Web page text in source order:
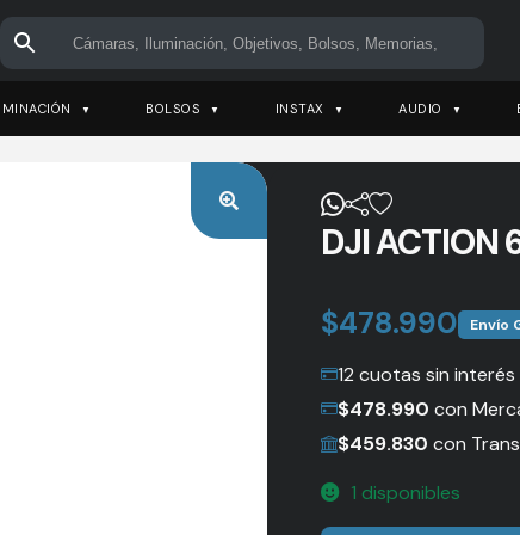
BOLSOS INSTAX AUDIO
DJI ACTION
$478.990 Envío
12 cuotas sin interés
$478.990 con
$459.830 con
1 disponibles